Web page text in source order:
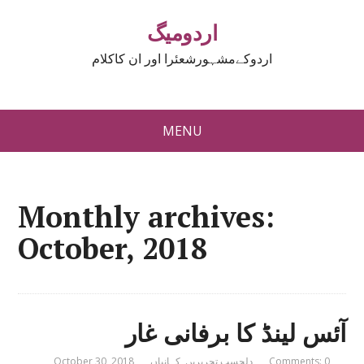
اردومیگ
اردوکےمشہورشعئرا اور ان کاکلام
MENU
Monthly archives:
October, 2018
آئس لینڈ کا برفانی غار
October 30, 2018 دلچسپ تحریریں ,کہانیاں Comments: 0